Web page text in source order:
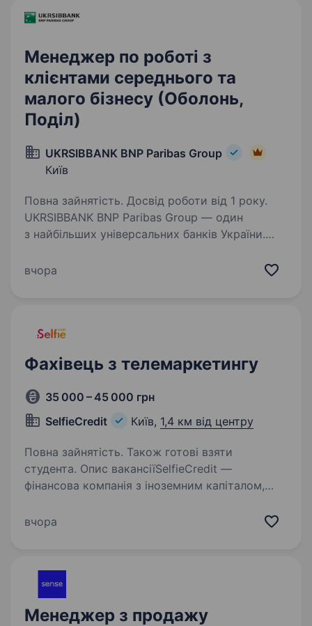
Менеджер по роботі з
клієнтами середнього та
малого бізнесу (Оболонь,
Поділ)
UKRSIBBANK BNP Paribas Group
Київ
Повна зайнятість. Досвід роботи від 1 року.
UKRSIBBANK BNP Paribas Group — один
з найбільших універсальних банків України.
команді, створюючи відкрите та інклюзивне
вчора
Фахівець з телемаркетингу
35 000 – 45 000 грн
SelfieCredit
Київ, 1,4 км від центру
Повна зайнятість. Також готові взяти
студента. Опис вакансіїSelfieCredit —
фінансова компанія з іноземним капіталом,
та входить до складу міжнародного холдингу
вчора
Менеджер з продажу